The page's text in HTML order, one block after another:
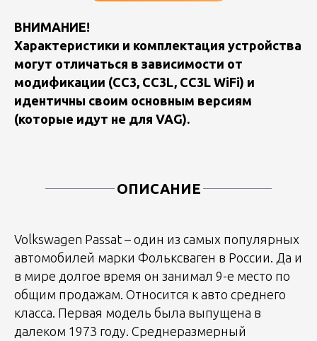
ВНИМАНИЕ!
Характеристики и комплектация устройства
могут отличаться в зависимости от
модификации (CC3, CC3L, CC3L WiFi) и
идентичны своим основным версиям
(которые идут не для VAG).
ОПИСАНИЕ
Volkswagen Passat – один из самых популярных
автомобилей марки Фольксваген в России. Да и
в мире долгое время он занимал 9-е место по
общим продажам. Относится к авто среднего
класса. Первая модель была выпущена в
далеком 1973 году. Среднеразмерный